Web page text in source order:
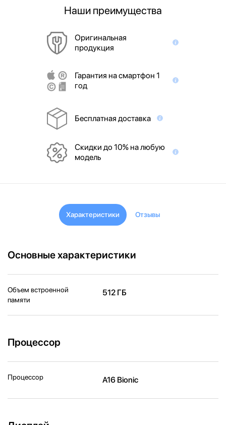
Наши преимущества
Оригинальная
продукция
Гарантия на смартфон 1
год
Бесплатная доставка
Скидки до 10% на любую
модель
Характеристики Отзывы
Основные характеристики
Объем встроенной
памяти
512 ГБ
Процессор
Процессор A16 Bionic